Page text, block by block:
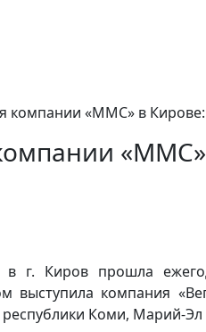
компании «ММС» в
г. Киров прошла
выступила компания
Коми, Марий-